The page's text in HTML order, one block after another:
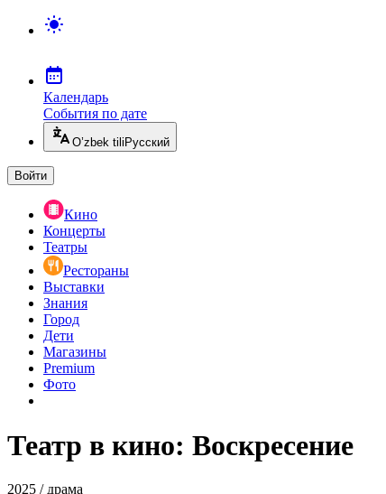
Календарь
События по дате
O’zbek tili Русский
Войти
Кино
Концерты
Театры
Рестораны
Выставки
Знания
Город
Дети
Магазины
Premium
Фото
Театр в кино: Воскресение
2025 / драма